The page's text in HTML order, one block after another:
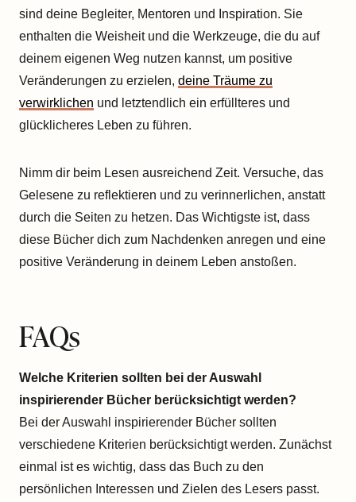
sind deine Begleiter, Mentoren und Inspiration. Sie
enthalten die Weisheit und die Werkzeuge, die du auf
deinem eigenen Weg nutzen kannst, um positive
Veränderungen zu erzielen, deine Träume zu
verwirklichen und letztendlich ein erfüllteres und
glücklicheres Leben zu führen.
Nimm dir beim Lesen ausreichend Zeit. Versuche, das
Gelesene zu reflektieren und zu verinnerlichen, anstatt
durch die Seiten zu hetzen. Das Wichtigste ist, dass
diese Bücher dich zum Nachdenken anregen und eine
positive Veränderung in deinem Leben anstoßen.
FAQs
Welche Kriterien sollten bei der Auswahl
inspirierender Bücher berücksichtigt werden?
Bei der Auswahl inspirierender Bücher sollten
verschiedene Kriterien berücksichtigt werden. Zunächst
einmal ist es wichtig, dass das Buch zu den
persönlichen Interessen und Zielen des Lesers passt.